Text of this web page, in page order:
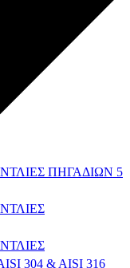
ΠΗΓΑΔΙΩΝ 5
304 & AISI 316